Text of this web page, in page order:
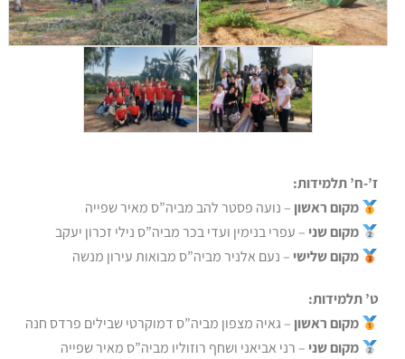
ז’-ח’ תלמידות:
מקום ראשון – נועה פסטר להב מביה”ס מאיר שפייה
מקום שני – עפרי בנימין ועדי בכר מביה”ס נילי זכרון יעקב
מקום שלישי – נעם אלניר מביה”ס מבואות עירון מנשה
ט’ תלמידות:
מקום ראשון – גאיה מצפון מביה”ס דמוקרטי שבילים פרדס חנה
מקום שני – רני אביאני ושחף רוזוליו מביה”ס מאיר שפייה